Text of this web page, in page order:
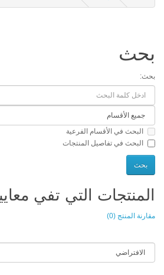
البحث في الأقسام الفرعية
البحث في تفاصيل المنتجات
التي تفي معايير
المنتج (0)